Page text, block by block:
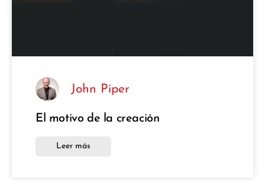
John Piper
El motivo de la creación
Leer más